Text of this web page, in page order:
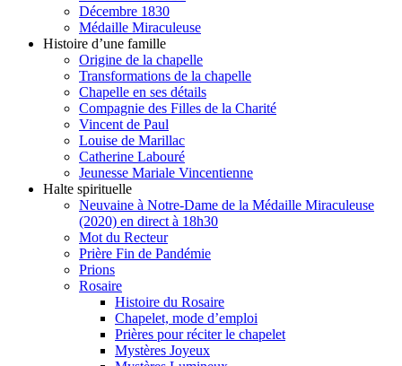
Décembre 1830
Médaille Miraculeuse
Histoire d’une famille
Origine de la chapelle
Transformations de la chapelle
Chapelle en ses détails
Compagnie des Filles de la Charité
Vincent de Paul
Louise de Marillac
Catherine Labouré
Jeunesse Mariale Vincentienne
Halte spirituelle
Neuvaine à Notre-Dame de la Médaille Miraculeuse
(2020) en direct à 18h30
Mot du Recteur
Prière Fin de Pandémie
Prions
Rosaire
Histoire du Rosaire
Chapelet, mode d’emploi
Prières pour réciter le chapelet
Mystères Joyeux